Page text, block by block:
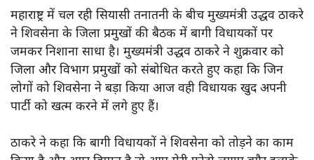
सोमदत्त शर्मा
एकनाथ शिंदे और अन्य विधायकों की बगावत के बाद शिवसेना